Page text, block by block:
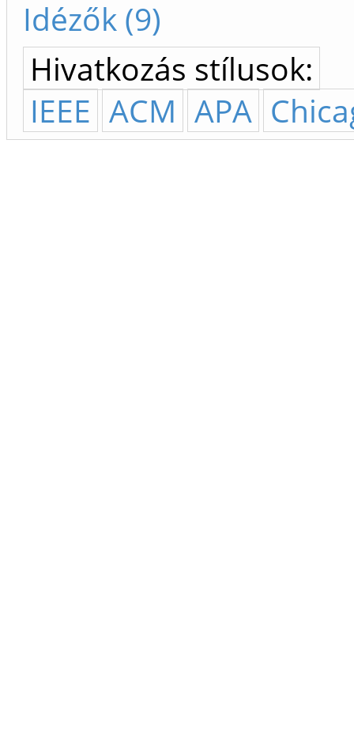
Idézők (9)
Hivatkozás stílusok:
IEEE ACM APA